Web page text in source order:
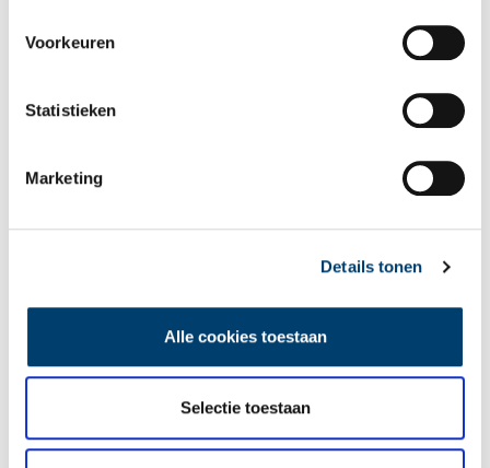
Voorkeuren
Statistieken
Marketing
Details tonen
Alle cookies toestaan
Selectie toestaan
Tien verdwenen pretparken
De eendenboeten op De Haukes